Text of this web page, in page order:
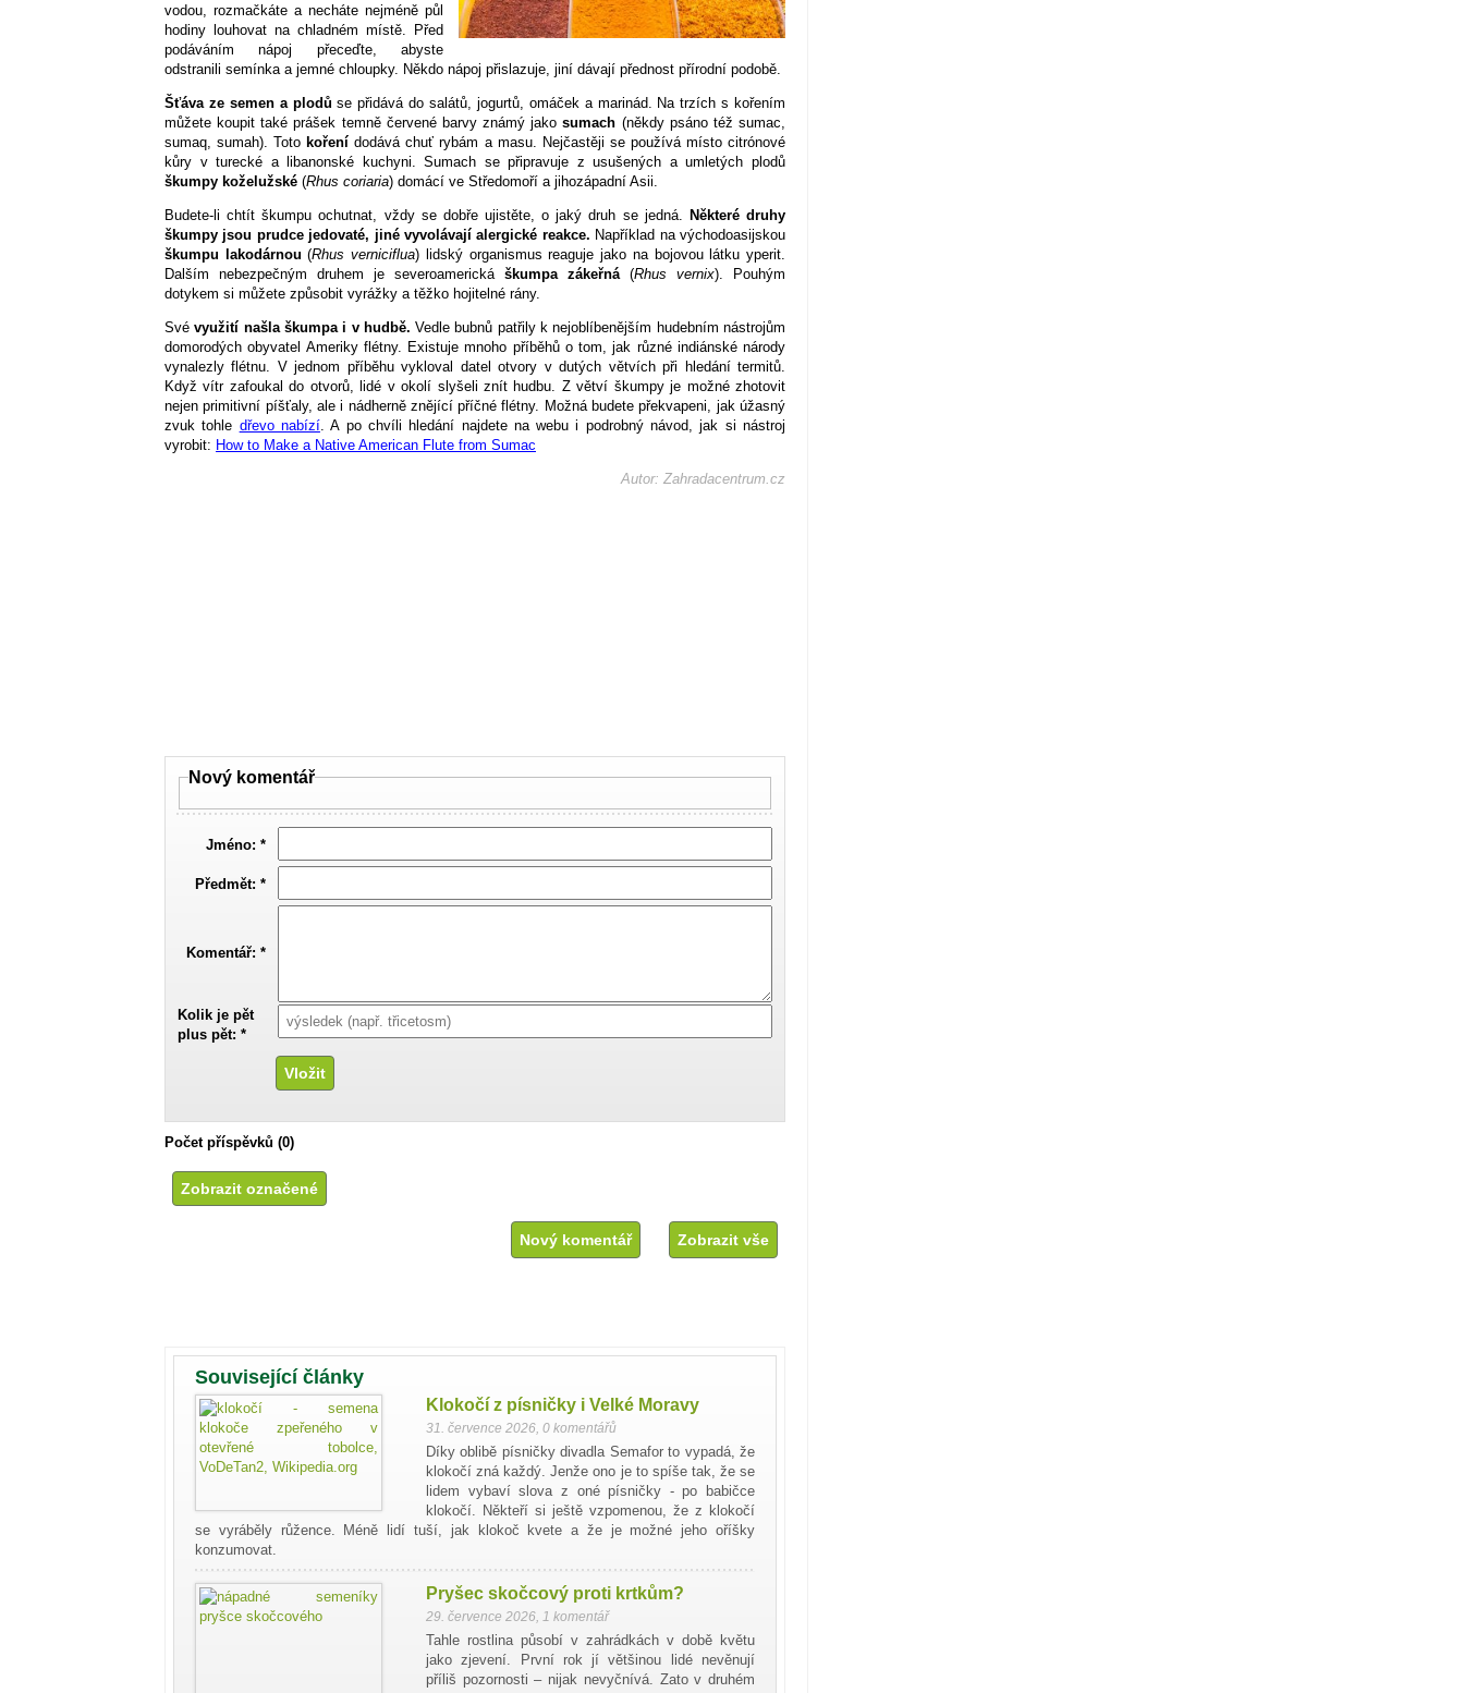
vodou, rozmačkáte a necháte nejméně půl
hodiny louhovat na chladném místě. Před
podáváním nápoj přeceďte, abyste
odstranili semínka a jemné chloupky. Někdo nápoj přislazuje, jiní dávají přednost přírodní podobě.
Šťáva ze semen a plodů se přidává do salátů, jogurtů, omáček a marinád. Na trzích s kořením
můžete koupit také prášek temně červené barvy známý jakosumach (někdy psáno též sumac,
sumaq, sumah). Toto koření dodává chuť rybám a masu. Nejčastěji se používá místo citrónové
kůry v turecké a libanonské kuchyni. Sumach se připravuje z usušených a umletých plodů
škumpy koželužské (Rhus coriaria) domácí ve Středomoří a jihozápadní Asii.
Budete-li chtít škumpu ochutnat, vždy se dobře ujistěte, o jaký druh se jedná.
Některé druhy
škumpy jsou prudce jedovaté, jiné vyvolávají alergické reakce. Například na východoasijskou
škumpu lakodárnou (Rhus verniciflua) lidský organismus reaguje jako na bojovou látku yperit.
Dalším nebezpečným druhem je severoamerická škumpa zákeřná (Rhus vernix). Pouhým
dotykem si můžete způsobit vyrážky a těžko hojitelné rány.
Svévyužití našla škumpa i v hudbě. Vedle bubnů patřily k nejoblíbenějším hudebním nástrojům
domorodých obyvatel Ameriky flétny. Existuje mnoho příběhů o tom, jak různé indiánské národy
vynalezly flétnu. V jednom příběhu vykloval datel otvory v dutých větvích při hledání termitů.
Když vítr zafoukal do otvorů, lidé v okolí slyšeli znít hudbu. Z větví škumpy je možné zhotovit
nejen primitivní píšťaly, ale i nádherně znějící příčné flétny. Možná budete překvapeni, jak úžasný
zvuk tohle dřevo nabízí. A po chvíli hledání najdete na webu i podrobný návod, jak si nástroj
vyrobit: How to Make a Native American Flute from Sumac
Autor: Zahradacentrum.cz
Nový komentář
Jméno: *
Předmět: *
Komentář: *
Kolik je pět
plus pět: *
Počet příspěvků (0)
Nový komentář Zobrazit vše
Související články
Klokočí z písničky i Velké Moravy
31. července 2026, 0 komentářů
Díky oblibě písničky divadla Semafor to vypadá, že
klokočí zná každý. Jenže ono je to spíše tak, že se
lidem vybaví slova z oné písničky - po babičce
klokočí. Někteří si ještě vzpomenou, že z klokočí
se vyráběly růžence. Méně lidí tuší, jak klokoč kvete a že je možné jeho oříšky
konzumovat.
Pryšec skočcový proti krtkům?
29. července 2026, 1 komentář
Tahle rostlina působí v zahrádkách v době květu
jako zjevení. První rok jí většinou lidé nevěnují
příliš pozornosti – nijak nevyčnívá. Zato v druhém